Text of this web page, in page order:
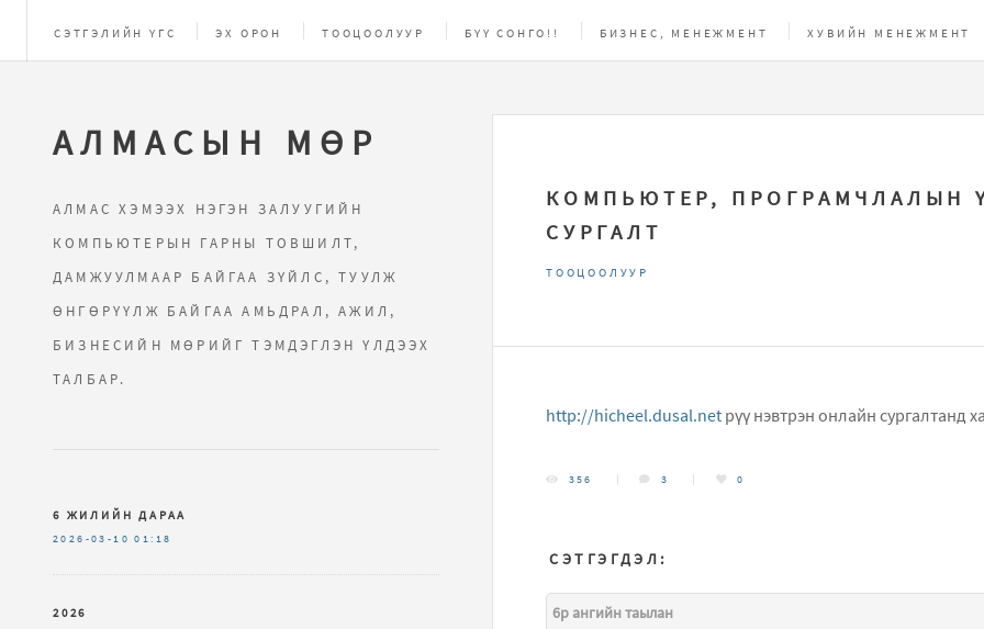
СЭТГЭЛИЙН ҮГС ЭХ ОРОН ТООЦООЛУУР БҮҮ СОНГО!! БИЗНЕС, МЕНЕЖМЕНТ ХУВИЙН МЕНЕЖМЕНТ
КОМПЬЮТЕР, ПРОГРАМЧЛАЛЫН
СУРГАЛТ
ТООЦООЛУУР
http://hicheel.dusal.net рүү нэвтрэн онлайн сургалтанд
356 3 0
СЭТГЭГДЭЛ:
6р ангийн таылан
АЛМАСЫН МӨР
АЛМАС ХЭМЭЭХ НЭГЭН ЗАЛУУГИЙН
КОМПЬЮТЕРЫН ГАРНЫ ТОВШИЛТ,
ДАМЖУУЛМААР БАЙГАА ЗҮЙЛС, ТУУЛЖ
ӨНГӨРҮҮЛЖ БАЙГАА АМЬДРАЛ, АЖИЛ,
БИЗНЕСИЙН МӨРИЙГ ТЭМДЭГЛЭН ҮЛДЭЭХ
ТАЛБАР.
6 ЖИЛИЙН ДАРАА
2026-03-10 01:18
2026